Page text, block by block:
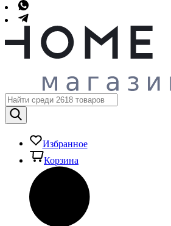
Избранное
Корзина